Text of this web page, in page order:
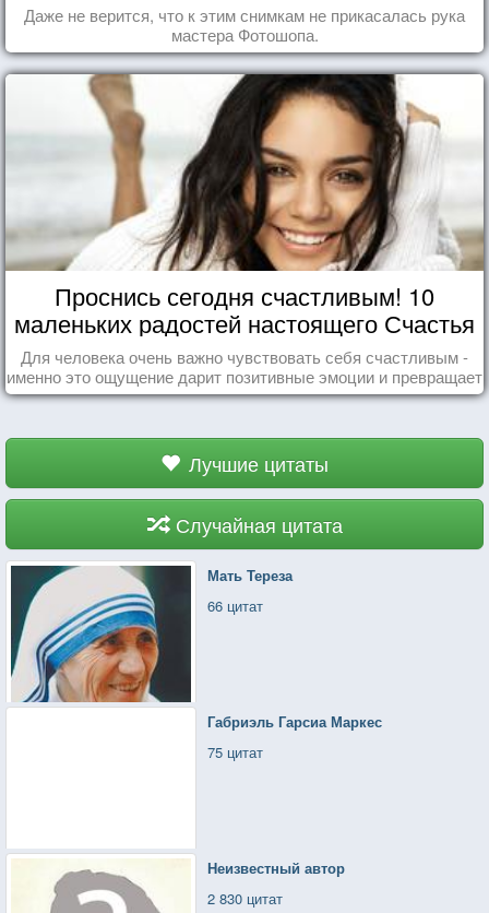
Даже не верится, что к этим снимкам не прикасалась рука
мастера Фотошопа.
Проснись сегодня счастливым! 10
маленьких радостей настоящего Счастья
Для человека очень важно чувствовать себя счастливым -
именно это ощущение дарит позитивные эмоции и превращает
каждый день в маленький праздник.
Лучшие цитаты
Случайная цитата
Мать Тереза
66 цитат
Габриэль Гарсиа Маркес
75 цитат
Неизвестный автор
2 830 цитат